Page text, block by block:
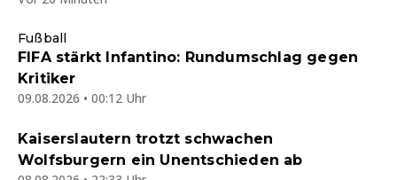
Fußball
FIFA stärkt Infantino: Rundumschlag gegen
Kritiker
09.08.2026 • 00:12 Uhr
Kaiserslautern trotzt schwachen
Wolfsburgern ein Unentschieden ab